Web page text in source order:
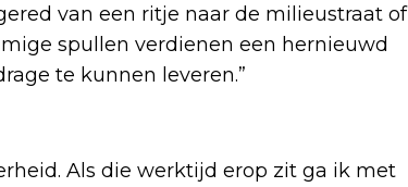
van een ritje naar de milieustraat of
spullen verdienen een hernieuwd
te kunnen leveren.”
Als die werktijd erop zit ga ik met